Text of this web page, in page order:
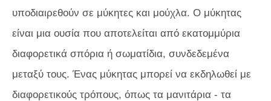
υποδιαιρεθούν σε μύκητες και μούχλα. Ο μύκητας
είναι μια ουσία που αποτελείται από εκατομμύρια
διαφορετικά σπόρια ή σωματίδια, συνδεδεμένα
μεταξύ τους. Ένας μύκητας μπορεί να εκδηλωθεί με
διαφορετικούς τρόπους, όπως τα μανιτάρια - τα